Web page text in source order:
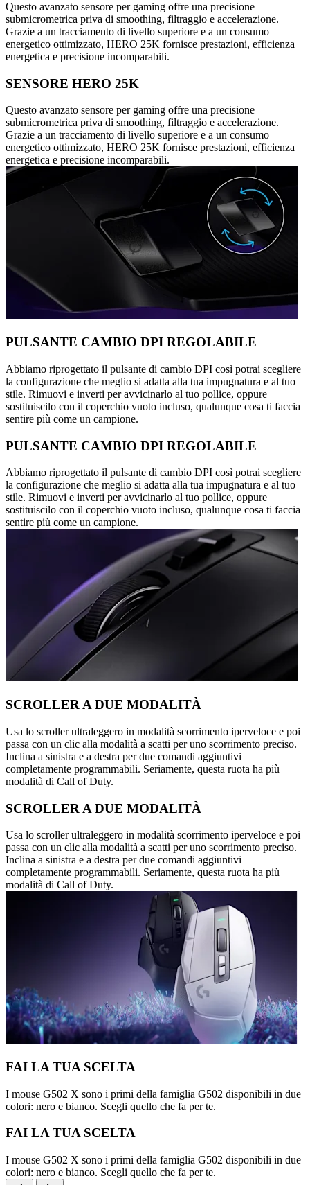
Questo avanzato sensore per gaming offre una precisione
submicrometrica priva di smoothing, filtraggio e accelerazione.
Grazie a un tracciamento di livello superiore e a un consumo
energetico ottimizzato, HERO 25K fornisce prestazioni, efficienza
energetica e precisione incomparabili.
SENSORE HERO 25K
Questo avanzato sensore per gaming offre una precisione
submicrometrica priva di smoothing, filtraggio e accelerazione.
Grazie a un tracciamento di livello superiore e a un consumo
energetico ottimizzato, HERO 25K fornisce prestazioni, efficienza
energetica e precisione incomparabili.
PULSANTE CAMBIO DPI REGOLABILE
Abbiamo riprogettato il pulsante di cambio DPI così potrai scegliere
la configurazione che meglio si adatta alla tua impugnatura e al tuo
stile. Rimuovi e inverti per avvicinarlo al tuo pollice, oppure
sostituiscilo con il coperchio vuoto incluso, qualunque cosa ti faccia
sentire più come un campione.
PULSANTE CAMBIO DPI REGOLABILE
Abbiamo riprogettato il pulsante di cambio DPI così potrai scegliere
la configurazione che meglio si adatta alla tua impugnatura e al tuo
stile. Rimuovi e inverti per avvicinarlo al tuo pollice, oppure
sostituiscilo con il coperchio vuoto incluso, qualunque cosa ti faccia
sentire più come un campione.
SCROLLER A DUE MODALITÀ
Usa lo scroller ultraleggero in modalità scorrimento iperveloce e poi
passa con un clic alla modalità a scatti per uno scorrimento preciso.
Inclina a sinistra e a destra per due comandi aggiuntivi
completamente programmabili. Seriamente, questa ruota ha più
modalità di Call of Duty.
SCROLLER A DUE MODALITÀ
Usa lo scroller ultraleggero in modalità scorrimento iperveloce e poi
passa con un clic alla modalità a scatti per uno scorrimento preciso.
Inclina a sinistra e a destra per due comandi aggiuntivi
completamente programmabili. Seriamente, questa ruota ha più
modalità di Call of Duty.
FAI LA TUA SCELTA
I mouse G502 X sono i primi della famiglia G502 disponibili in due
colori: nero e bianco. Scegli quello che fa per te.
FAI LA TUA SCELTA
I mouse G502 X sono i primi della famiglia G502 disponibili in due
colori: nero e bianco. Scegli quello che fa per te.